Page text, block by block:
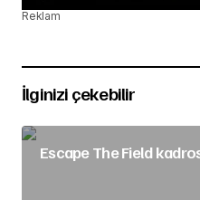
Reklam
İlginizi çekebilir
Escape The Field